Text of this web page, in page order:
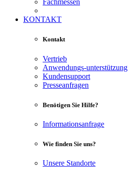
Fachmessen
KONTAKT
Kontakt
Vertrieb
Anwendungs-unterstützung
Kundensupport
Presseanfragen
Benötigen Sie Hilfe?
Informationsanfrage
Wie finden Sie uns?
Unsere Standorte